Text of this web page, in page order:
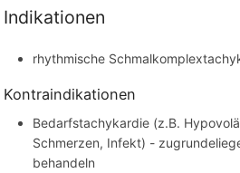
Indikationen
rhythmische
Kontraindikationen
Bedarfstachykardie (z.B.
Schmerzen, Infekt) -
behandeln